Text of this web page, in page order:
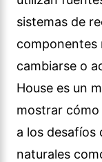
sistemas de
componentes
cambiarse o
House es un
mostrar
a los desafíos
naturales